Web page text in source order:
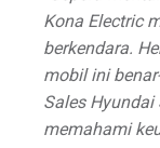
Kona Electric
berkendara.
mobil ini
Sales
memahami